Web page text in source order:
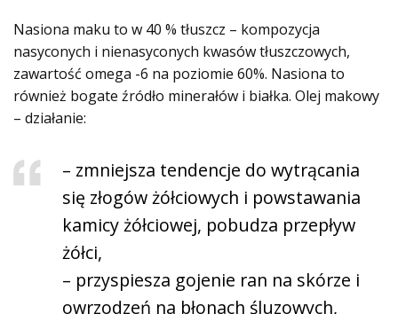
Nasiona maku to w 40 % tłuszcz – kompozycja
nasyconych i nienasyconych kwasów tłuszczowych,
zawartość omega -6 na poziomie 60%. Nasiona to
również bogate źródło minerałów i białka. Olej makowy
– działanie:
– zmniejsza tendencje do wytrącania
się złogów żółciowych i powstawania
kamicy żółciowej, pobudza przepływ
żółci,
– przyspiesza gojenie ran na skórze i
owrzodzeń na błonach śluzowych,